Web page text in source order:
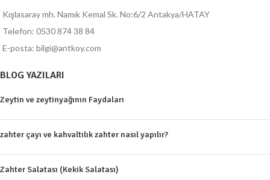
Kışlasaray mh. Namık Kemal Sk. No:6/2 Antakya/HATAY
Telefon: 0530 874 38 84
E-posta: bilgi@antkoy.com
BLOG YAZILARI
Zeytin ve zeytinyağının Faydaları
zahter çayı ve kahvaltılık zahter nasıl yapılır?
Zahter Salatası (Kekik Salatası)